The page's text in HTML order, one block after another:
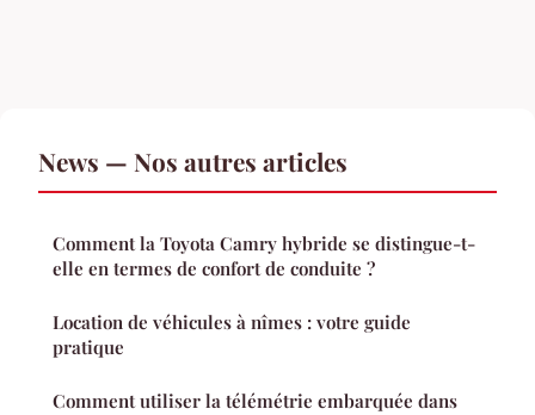
News — Nos autres articles
Comment la Toyota Camry hybride se distingue-t-
elle en termes de confort de conduite ?
Location de véhicules à nîmes : votre guide
pratique
Comment utiliser la télémétrie embarquée dans